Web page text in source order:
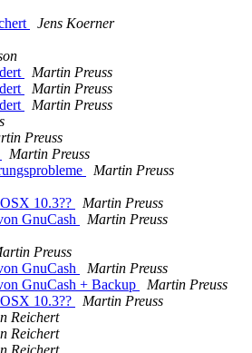
Jens Koerner
Martin Preuss
Martin Preuss
Martin Preuss
Preuss
Martin Preuss
Martin Preuss
10.3??
Martin Preuss
GnuCash
Martin Preuss
Preuss
GnuCash
Martin Preuss
GnuCash + Backup
Martin Preuss
10.3??
Martin Preuss
Reichert
Reichert